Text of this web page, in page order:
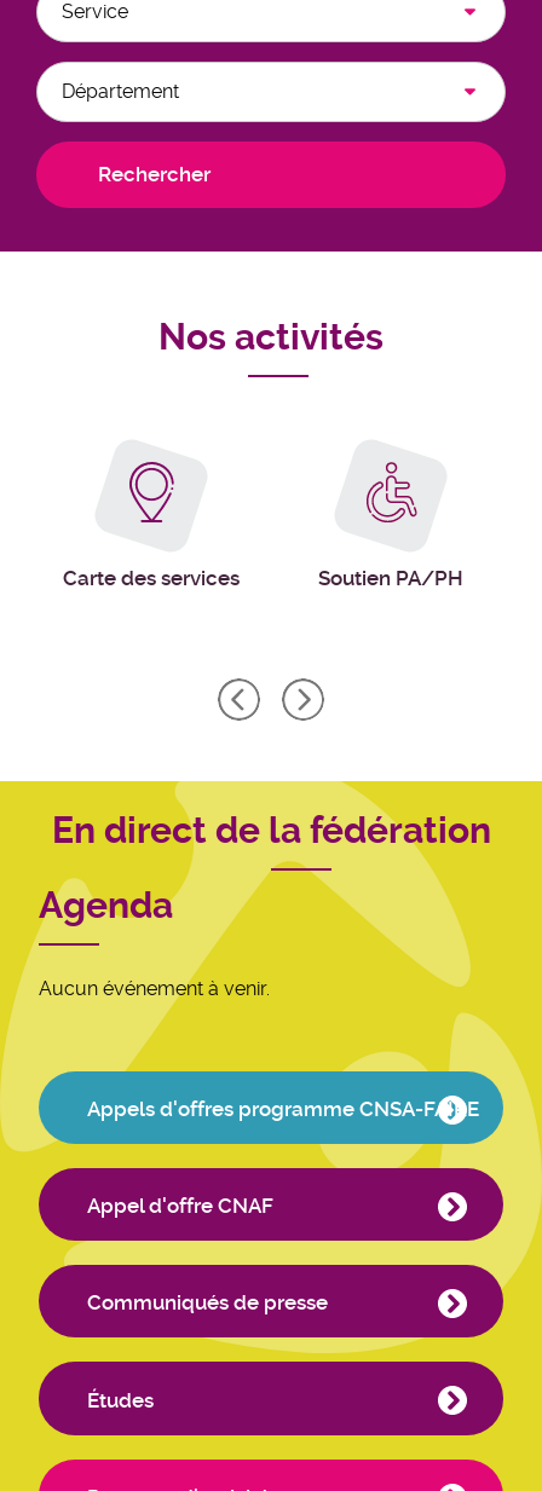
Nos activités
Carte des services Soutien PA/PH
En direct de la fédération
Agenda
Aucun événement à venir.
ADDM
-
Liens
Fédération
Appels d'offres programme CNSA-FAIRE
Appel d'offre CNAF
Communiqués de presse
Études